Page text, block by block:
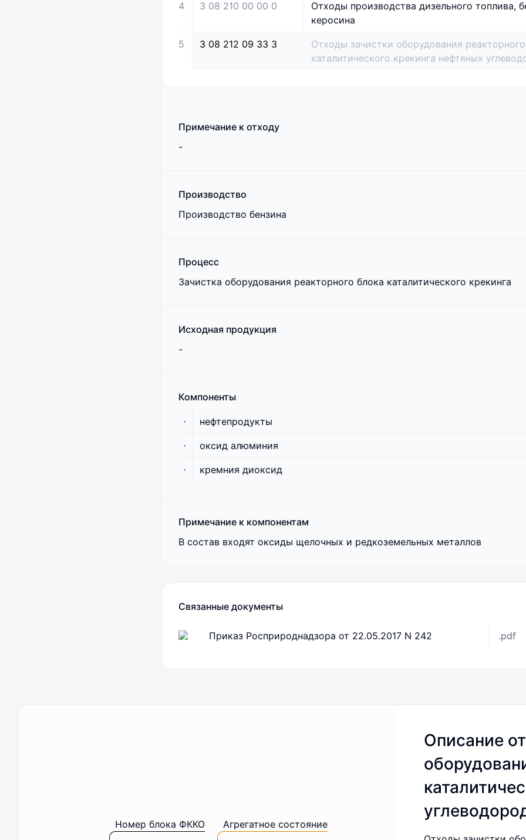
4 3 08 210 00 00 0
Отходы производства дизельного топлива,
керосина
5 3 08 212 09 33 3
Отходы зачистки оборудования
каталитического крекинга нефтяных
Примечание к отходу
-
Производство
Производство бензина
Процесс
Зачистка оборудования реакторного блока каталитического крекинга
Исходная продукция
-
Компоненты
нефтепродукты
оксид алюминия
кремния диоксид
Примечание к компонентам
В состав входят оксиды щелочных и редкоземельных металлов
Связанные документы
Приказ Росприроднадзора от 22.05.2017 N 242 .pdf
Номер блока ФККО Агрегатное состояние
Описание